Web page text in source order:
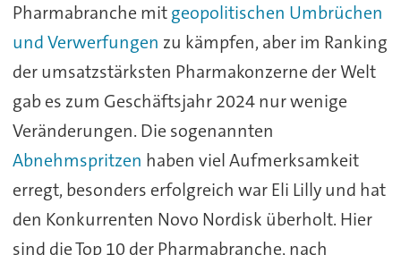
Pharmabranche mitgeopolitischen Umbrüchen
und Verwerfungen zu kämpfen, aber im Ranking
der umsatzstärksten Pharmakonzerne der Welt
gab es zum Geschäftsjahr 2024 nur wenige
Veränderungen. Die sogenannten
Abnehmspritzen haben viel Aufmerksamkeit
erregt, besonders erfolgreich war Eli Lilly und hat
den Konkurrenten Novo Nordisk überholt. Hier
sind die Top 10 der Pharmabranche, nach